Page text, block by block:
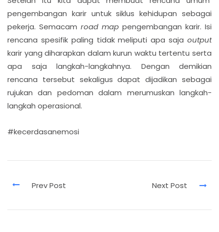
pengembangan karir untuk siklus kehidupan sebagai
pekerja. Semacam road map pengembangan karir. Isi
rencana spesifik paling tidak meliputi apa saja output
karir yang diharapkan dalam kurun waktu tertentu serta
apa saja langkah-langkahnya. Dengan demikian
rencana tersebut sekaligus dapat dijadikan sebagai
rujukan dan pedoman dalam merumuskan langkah-
langkah operasional.
#kecerdasanemosi